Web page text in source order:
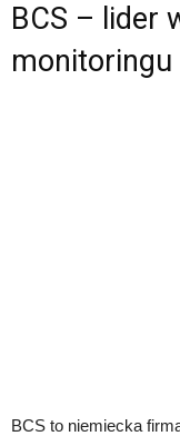
BCS – lider
monitoringu
BCS to niemiecka